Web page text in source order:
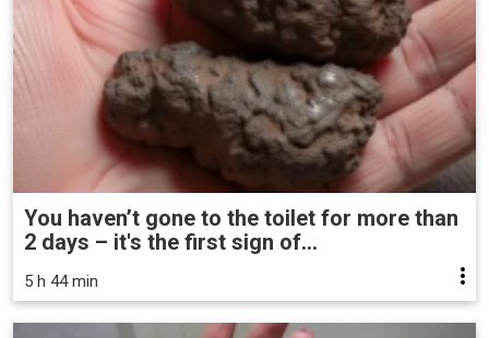
You haven’t gone to the toilet for more than
2 days – it's the first sign of...
5 h 44 min